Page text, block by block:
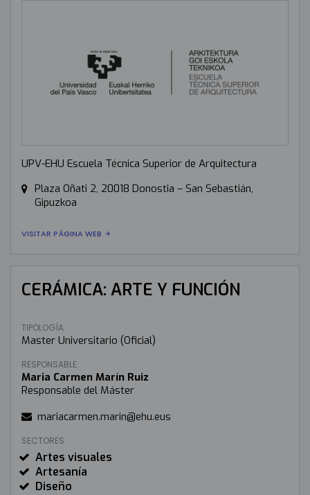
UPV-EHU Escuela Técnica Superior de Arquitectura
Plaza Oñati 2, 20018 Donostia – San Sebastián,
Gipuzkoa
VISITAR PÁGINA WEB
CERÁMICA: ARTE Y FUNCIÓN
TIPOLOGÍA:
Master Universitario (Oficial)
RESPONSABLE:
Maria Carmen Marín Ruiz
Responsable del Máster
mariacarmen.marin@ehu.eus
SECTORES:
Artes visuales
Artesanía
Diseño